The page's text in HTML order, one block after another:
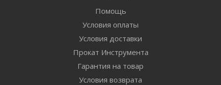
Помощь
Условия оплаты
Условия доставки
Прокат Инструмента
Гарантия на товар
Условия возврата